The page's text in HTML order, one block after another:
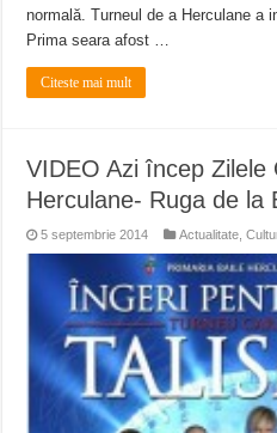
normală. Turneul de a Herculane a
Prima seara afost …
Citeste mai mult
VIDEO Azi încep Zilele
Herculane- Ruga de la
5 septembrie 2014 Actualitate ,